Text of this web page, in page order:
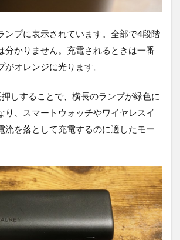
ンプに表示されています。全部で4段階
分かりません。充電されるときは一番
がオレンジに光ります。
しすることで、横長のランプが緑色に
り、スマートウォッチやワイヤレスイ
流を落として充電するのに適したモー